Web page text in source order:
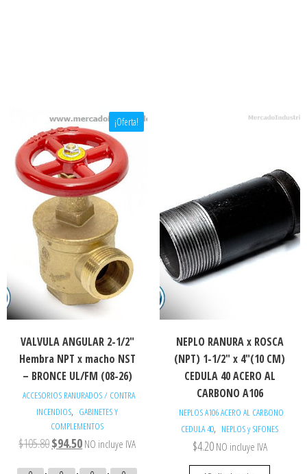
¡Oferta!
VALVULA ANGULAR 2-1/2″
Hembra NPT x macho NST
– BRONCE UL/FM (08-26)
ACCESORIOS RANURADOS / CONTRA
INCENDIOS, GABINETES Y
COMPLEMENTOS
$105.80$94.50 NO incluye IVA
NEPLO RANURA x ROSCA
(NPT) 1-1/2″ x 4″(10 CM)
CEDULA 40 ACERO AL
CARBONO A106
NEPLOS A106 ACERO AL CARBONO
CEDULA 40, NEPLOS y SIFONES
$4.20 NO incluye IVA